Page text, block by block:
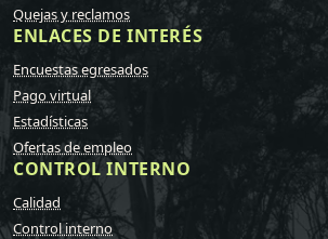
Quejas y reclamos
ENLACES DE INTERÉS
Encuestas egresados
Pago virtual
Estadísticas
Ofertas de empleo
CONTROL INTERNO
Calidad
Control interno